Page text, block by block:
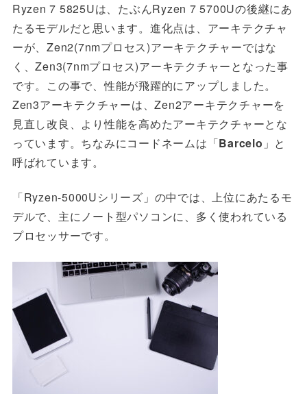
Ryzen 7 5825Uは、たぶんRyzen 7 5700Uの後継にあ
たるモデルだと思います。進化点は、アーキテクチャ
ーが、Zen2(7nmプロセス)アーキテクチャーではな
く、Zen3(7nmプロセス)アーキテクチャーとなった事
です。この事で、性能が飛躍的にアップしました。
Zen3アーキテクチャーは、Zen2アーキテクチャーを
見直し改良、より性能を高めたアーキテクチャーとな
っています。ちなみにコードネームは「Barcelo 」と
呼ばれています。
「Ryzen-5000Uシリーズ」の中では、上位にあたるモ
デルで、主にノート型パソコンに、多く使われている
プロセッサーです。